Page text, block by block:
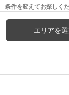
条件を変えてお探しくだ
エリアを選